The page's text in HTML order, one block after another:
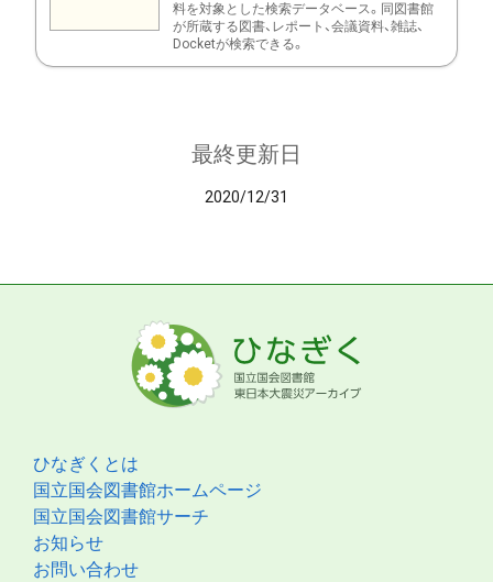
料を対象とした検索データベース。同図書館
が所蔵する図書、レポート、会議資料、雑誌、
Docketが検索できる。
最終更新日
2020/12/31
ひなぎくとは
国立国会図書館ホームページ
国立国会図書館サーチ
お知らせ
お問い合わせ